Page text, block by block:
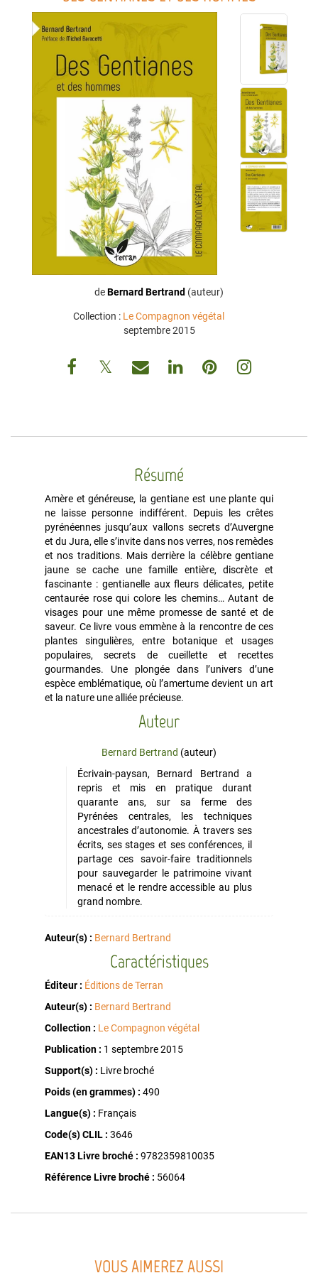
deBernard Bertrand (auteur)
Collection : Le Compagnon végétal
septembre 2015
Résumé
Amère et généreuse, la gentiane est une plante qui
ne laisse personne indifférent. Depuis les crêtes
pyrénéennes jusqu’aux vallons secrets d’Auvergne
et du Jura, elle s’invite dans nos verres, nos remèdes
et nos traditions. Mais derrière la célèbre gentiane
jaune se cache une famille entière, discrète et
fascinante : gentianelle aux fleurs délicates, petite
centaurée rose qui colore les chemins… Autant de
visages pour une même promesse de santé et de
saveur. Ce livre vous emmène à la rencontre de ces
plantes singulières, entre botanique et usages
populaires, secrets de cueillette et recettes
gourmandes. Une plongée dans l’univers d’une
espèce emblématique, où l’amertume devient un art
et la nature une alliée précieuse.
Auteur
Bernard Bertrand (auteur)
Écrivain-paysan, Bernard Bertrand a
repris et mis en pratique durant
quarante ans, sur sa ferme des
Pyrénées centrales, les techniques
ancestrales d’autonomie. À travers ses
écrits, ses stages et ses conférences, il
partage ces savoir-faire traditionnels
pour sauvegarder le patrimoine vivant
menacé et le rendre accessible au plus
grand nombre.
Auteur(s) : Bernard Bertrand
Caractéristiques
Éditeur : Éditions de Terran
Auteur(s) : Bernard Bertrand
Collection : Le Compagnon végétal
Publication : 1 septembre 2015
Support(s) : Livre broché
Poids (en grammes) : 490
Langue(s) : Français
Code(s) CLIL : 3646
EAN13 Livre broché : 9782359810035
Référence Livre broché : 56064
VOUS AIMEREZ AUSSI